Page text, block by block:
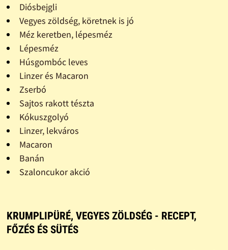
Diósbejgli
Vegyes zöldség, köretnek is jó
Méz keretben, lépesméz
Lépesméz
Húsgombóc leves
Linzer és Macaron
Zserbó
Sajtos rakott tészta
Kókuszgolyó
Linzer, lekváros
Macaron
Banán
Szaloncukor akció
KRUMPLIPÜRÉ, VEGYES ZÖLDSÉG - RECEPT,
FŐZÉS ÉS SÜTÉS